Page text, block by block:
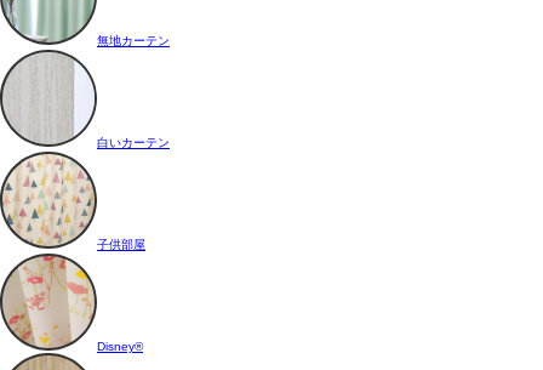
無地カーテン
白いカーテン
子供部屋
Disney®